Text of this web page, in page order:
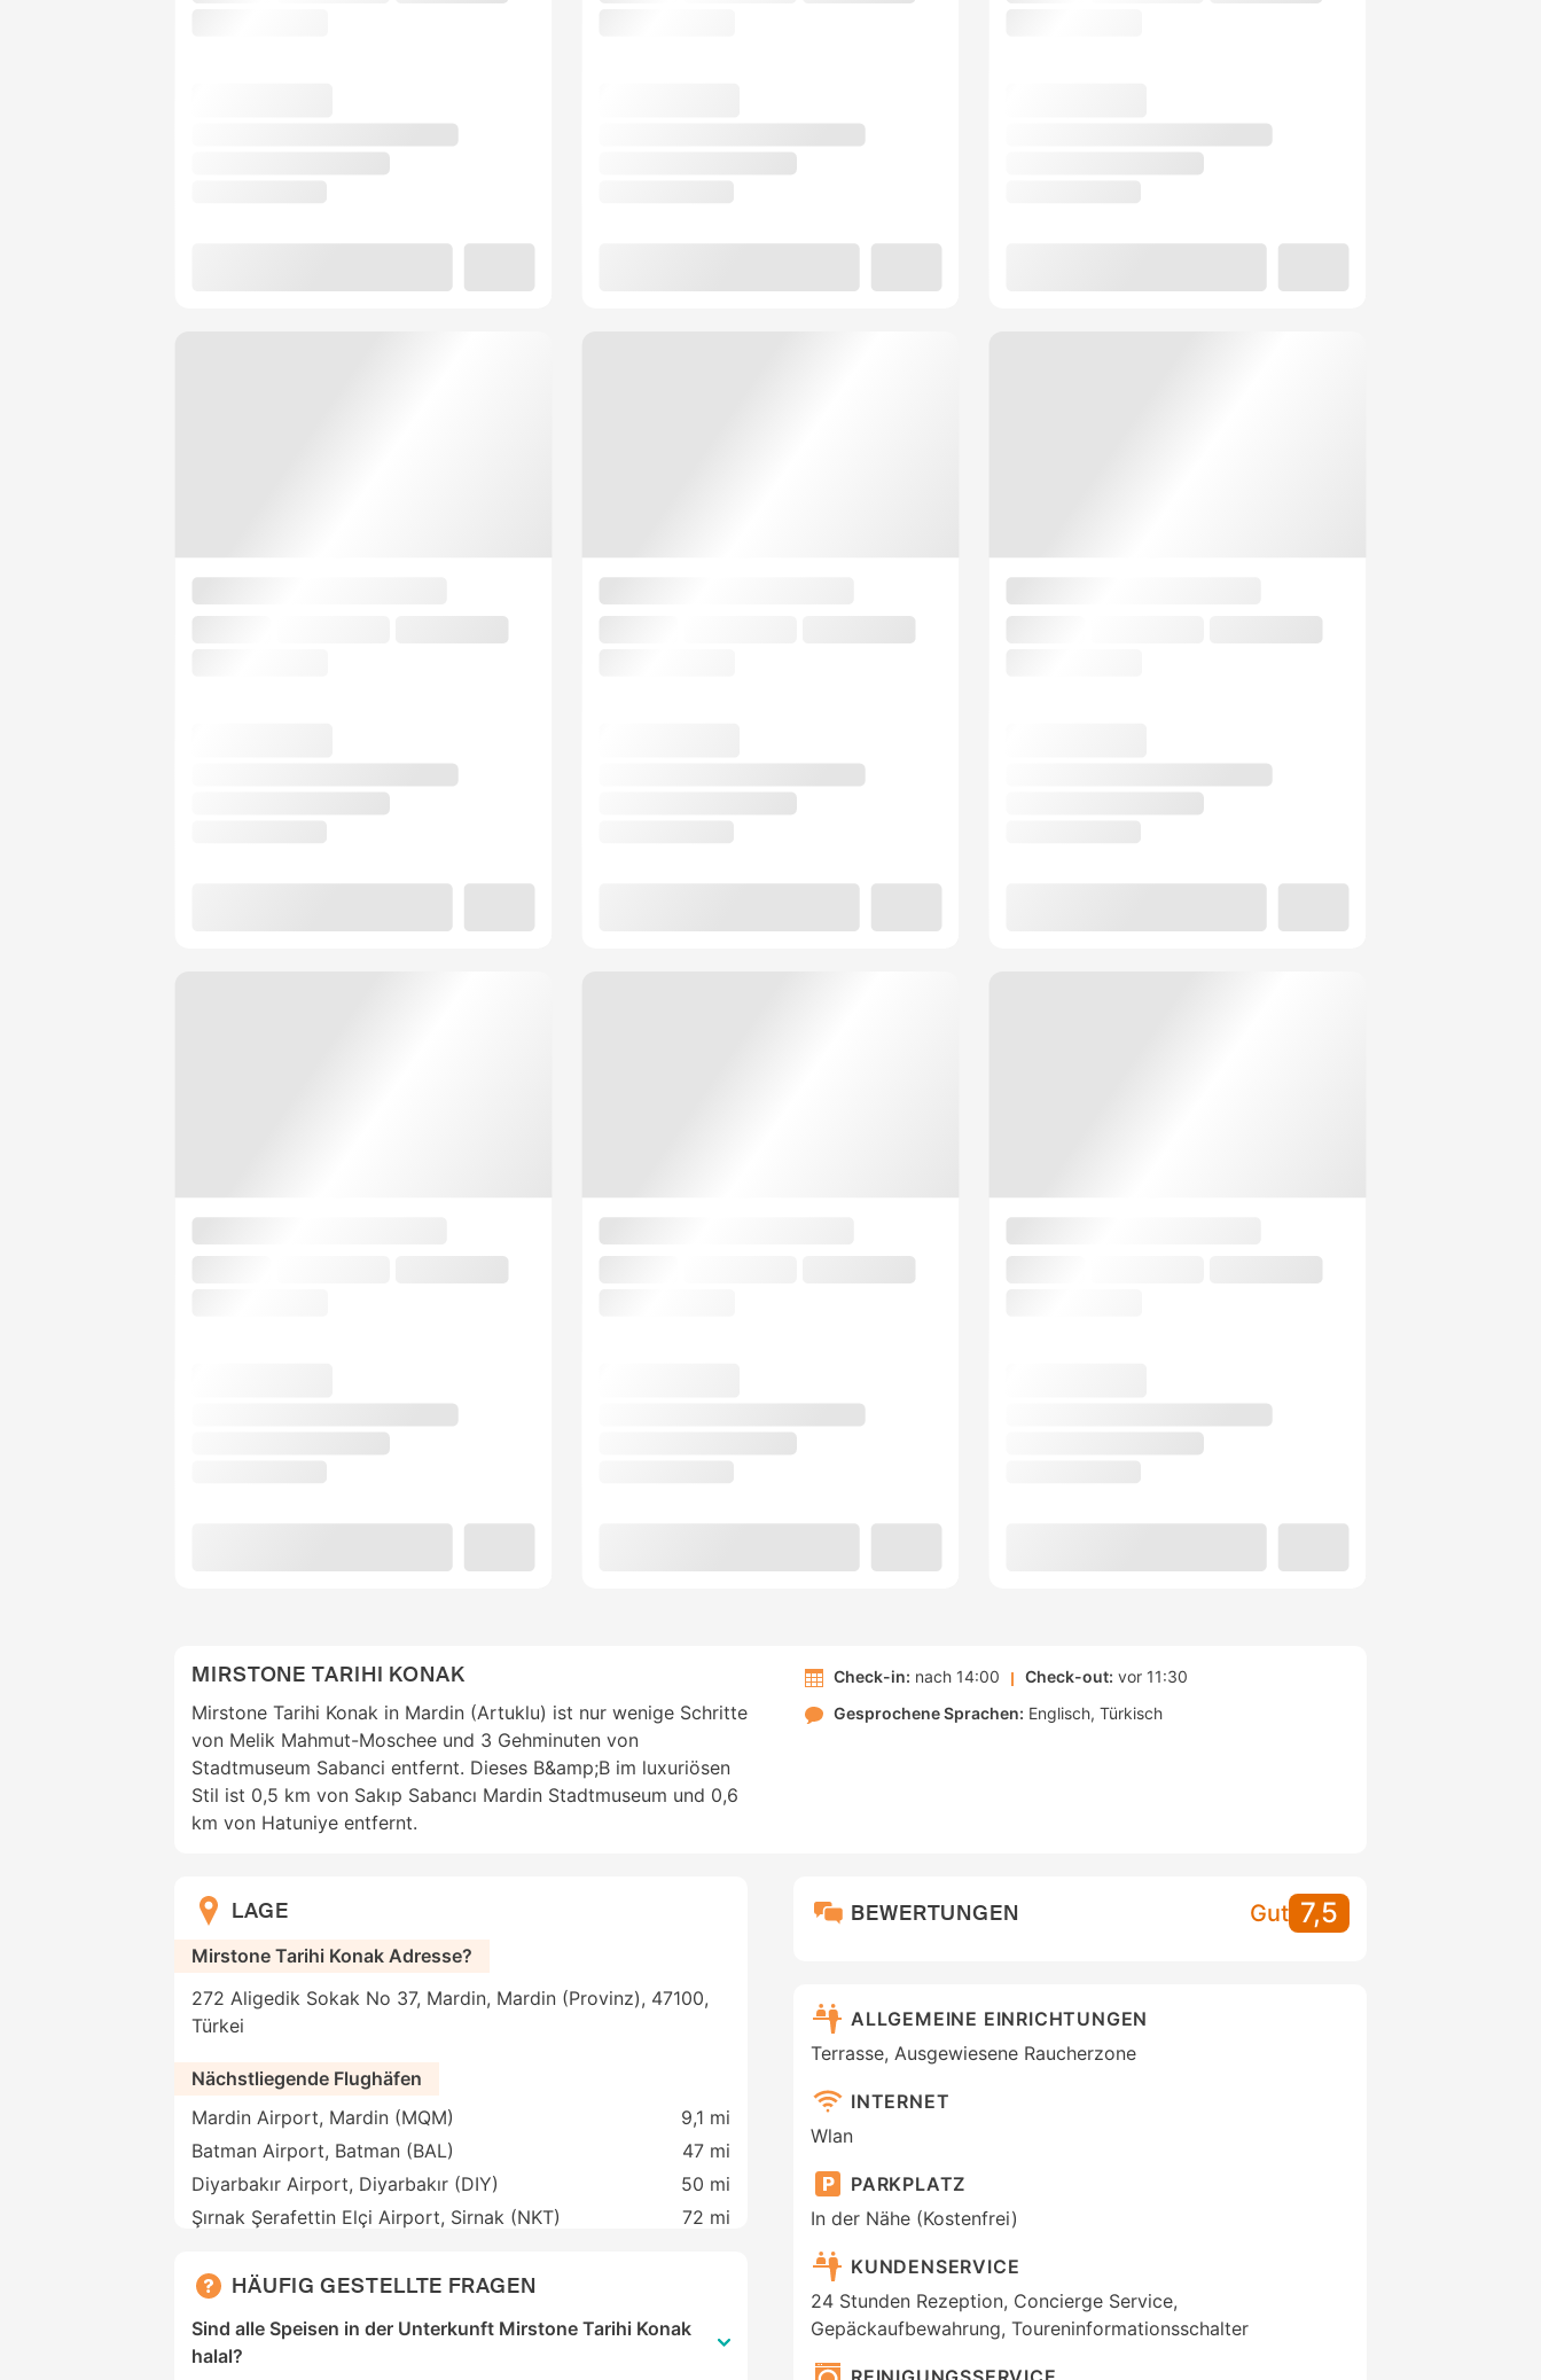
MIRSTONE TARIHI KONAK
Mirstone Tarihi Konak in Mardin (Artuklu) ist nur wenige Schritte
von Melik Mahmut-Moschee und 3 Gehminuten von
Stadtmuseum Sabanci entfernt. Dieses B&amp;B im luxuriösen
Stil ist 0,5 km von Sakıp Sabancı Mardin Stadtmuseum und 0,6
km von Hatuniye entfernt.
Check-in: nach 14:00 Check-out: vor 11:30
Gesprochene Sprachen: Englisch Türkisch
LAGE
Mirstone Tarihi Konak Adresse?
272 Aligedik Sokak No 37, Mardin, Mardin (Provinz), 47100,
Türkei
Nächstliegende Flughäfen
Mardin Airport, Mardin (MQM)
9,1 mi
Batman Airport, Batman (BAL)
47 mi
Diyarbakır Airport, Diyarbakır (DIY)
50 mi
Şırnak Şerafettin Elçi Airport, Sirnak (NKT)
72 mi
HÄUFIG GESTELLTE FRAGEN
Sind alle Speisen in der Unterkunft Mirstone Tarihi Konak
halal?
BEWERTUNGEN Gut 7,5
ALLGEMEINE EINRICHTUNGEN
Terrasse, Ausgewiesene Raucherzone
INTERNET
Wlan
PARKPLATZ
In der Nähe (Kostenfrei)
KUNDENSERVICE
24 Stunden Rezeption, Concierge Service,
Gepäckaufbewahrung, Toureninformationsschalter